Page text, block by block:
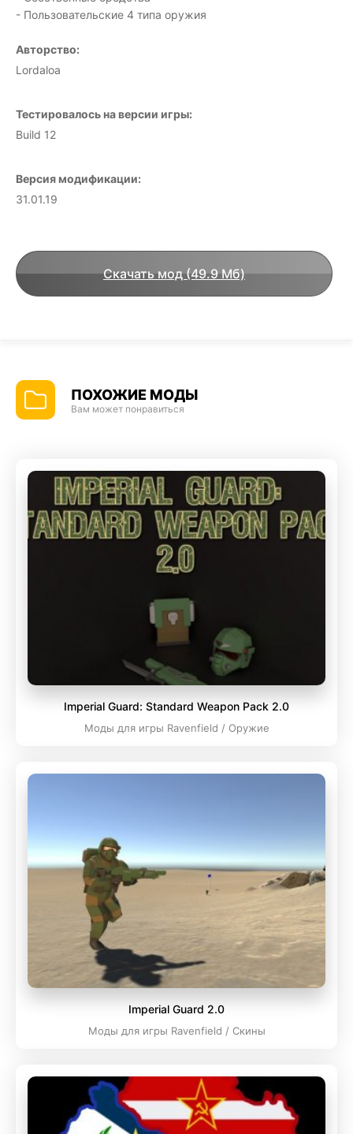
- Пользовательские 4 типа оружия
Авторство:
Lordaloa
Тестировалось на версии игры:
Build 12
Версия модификации:
31.01.19
Скачать мод (49.9 Мб)
ПОХОЖИЕ МОДЫ
Вам может понравиться
Imperial Guard: Standard Weapon Pack 2.0
Моды для игры Ravenfield / Оружие
Imperial Guard 2.0
Моды для игры Ravenfield / Скины